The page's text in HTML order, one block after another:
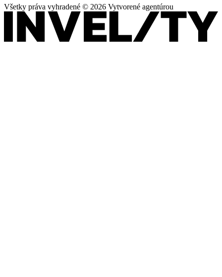
Všetky práva vyhradené © 2026 Vytvorené agentúrou